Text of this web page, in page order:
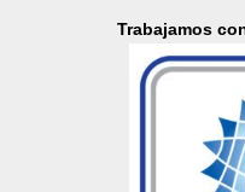
Trabajamos